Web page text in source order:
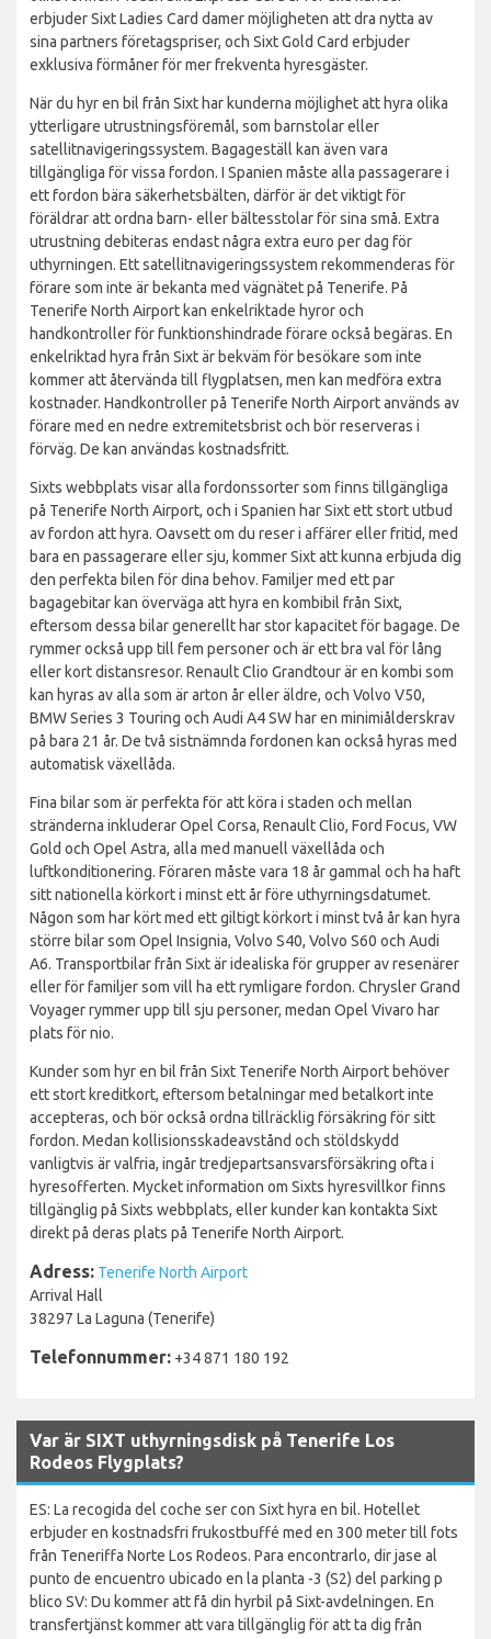
erbjuder Sixt Ladies Card damer möjligheten att dra nytta av
sina partners företagspriser, och Sixt Gold Card erbjuder
exklusiva förmåner för mer frekventa hyresgäster.
När du hyr en bil från Sixt har kunderna möjlighet att hyra olika
ytterligare utrustningsföremål, som barnstolar eller
satellitnavigeringssystem. Bagageställ kan även vara
tillgängliga för vissa fordon. I Spanien måste alla passagerare i
ett fordon bära säkerhetsbälten, därför är det viktigt för
föräldrar att ordna barn- eller bältesstolar för sina små. Extra
utrustning debiteras endast några extra euro per dag för
uthyrningen. Ett satellitnavigeringssystem rekommenderas för
förare som inte är bekanta med vägnätet på Tenerife. På
Tenerife North Airport kan enkelriktade hyror och
handkontroller för funktionshindrade förare också begäras. En
enkelriktad hyra från Sixt är bekväm för besökare som inte
kommer att återvända till flygplatsen, men kan medföra extra
kostnader. Handkontroller på Tenerife North Airport används av
förare med en nedre extremitetsbrist och bör reserveras i
förväg. De kan användas kostnadsfritt.
Sixts webbplats visar alla fordonssorter som finns tillgängliga
på Tenerife North Airport, och i Spanien har Sixt ett stort utbud
av fordon att hyra. Oavsett om du reser i affärer eller fritid, med
bara en passagerare eller sju, kommer Sixt att kunna erbjuda dig
den perfekta bilen för dina behov. Familjer med ett par
bagagebitar kan överväga att hyra en kombibil från Sixt,
eftersom dessa bilar generellt har stor kapacitet för bagage. De
rymmer också upp till fem personer och är ett bra val för lång
eller kort distansresor. Renault Clio Grandtour är en kombi som
kan hyras av alla som är arton år eller äldre, och Volvo V50,
BMW Series 3 Touring och Audi A4 SW har en minimiålderskrav
på bara 21 år. De två sistnämnda fordonen kan också hyras med
automatisk växellåda.
Fina bilar som är perfekta för att köra i staden och mellan
stränderna inkluderar Opel Corsa, Renault Clio, Ford Focus, VW
Gold och Opel Astra, alla med manuell växellåda och
luftkonditionering. Föraren måste vara 18 år gammal och ha haft
sitt nationella körkort i minst ett år före uthyrningsdatumet.
Någon som har kört med ett giltigt körkort i minst två år kan hyra
större bilar som Opel Insignia, Volvo S40, Volvo S60 och Audi
A6. Transportbilar från Sixt är idealiska för grupper av resenärer
eller för familjer som vill ha ett rymligare fordon. Chrysler Grand
Voyager rymmer upp till sju personer, medan Opel Vivaro har
plats för nio.
Kunder som hyr en bil från Sixt Tenerife North Airport behöver
ett stort kreditkort, eftersom betalningar med betalkort inte
accepteras, och bör också ordna tillräcklig försäkring för sitt
fordon. Medan kollisionsskadeavstånd och stöldskydd
vanligtvis är valfria, ingår tredjepartsansvarsförsäkring ofta i
hyresofferten. Mycket information om Sixts hyresvillkor finns
tillgänglig på Sixts webbplats, eller kunder kan kontakta Sixt
direkt på deras plats på Tenerife North Airport.
Adress: Tenerife North Airport
Arrival Hall
38297 La Laguna (Tenerife)
Telefonnummer: +34 871 180 192
Var är SIXT uthyrningsdisk på Tenerife Los
Rodeos Flygplats?
ES: La recogida del coche ser con Sixt hyra en bil. Hotellet
erbjuder en kostnadsfri frukostbuffé med en 300 meter till fots
från Teneriffa Norte Los Rodeos. Para encontrarlo, dir jase al
punto de encuentro ubicado en la planta -3 (S2) del parking p
blico SV: Du kommer att få din hyrbil på Sixt-avdelningen. En
transfertjänst kommer att vara tillgänglig för att ta dig från